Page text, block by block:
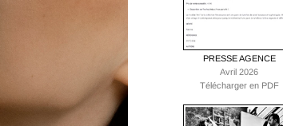
PRESSE AGENCE
Avril 2026
Télécharger en PDF